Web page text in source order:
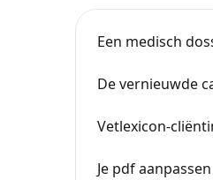
Een medisch
De vernieuwde
Vetlexicon-
Je pdf aanpassen